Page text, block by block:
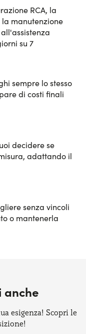
RCA, la
manutenzione
su 7
sempre lo stesso
di costi finali
decidere se
adattando il
senza vincoli
o mantenerla
esigenza! Scopri le